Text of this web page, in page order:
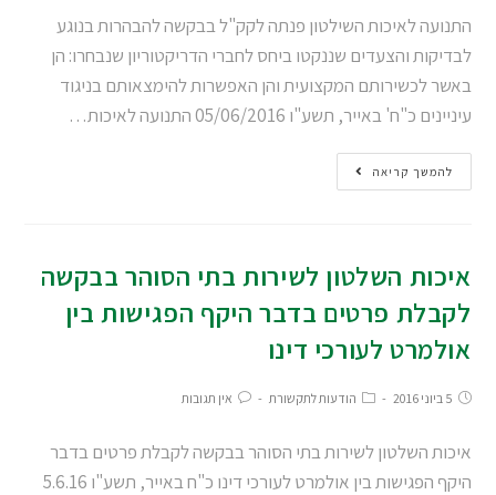
התנועה לאיכות השילטון פנתה לקק"ל בבקשה להבהרות בנוגע
לבדיקות והצעדים שננקטו ביחס לחברי הדריקטוריון שנבחרו: הן
באשר לכשירותם המקצועית והן האפשרות להימצאותם בניגוד
עיניינים כ"ח' באייר, תשע"ו 05/06/2016 התנועה לאיכות…
להמשך קריאה
איכות השלטון לשירות בתי הסוהר בבקשה
לקבלת פרטים בדבר היקף הפגישות בין
אולמרט לעורכי דינו
5 ביוני 2016 הודעות לתקשורת אין תגובות
איכות השלטון לשירות בתי הסוהר בבקשה לקבלת פרטים בדבר
היקף הפגישות בין אולמרט לעורכי דינו כ"ח באייר, תשע"ו 5.6.16